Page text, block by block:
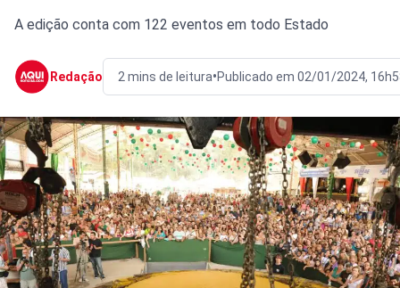
A edição conta com 122 eventos em todo Estado
Redação 2 mins de leitura•Publicado em 02/01/2024,